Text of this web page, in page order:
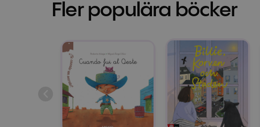
Fler populära böcker